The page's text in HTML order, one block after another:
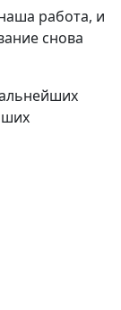
работа, и
снова